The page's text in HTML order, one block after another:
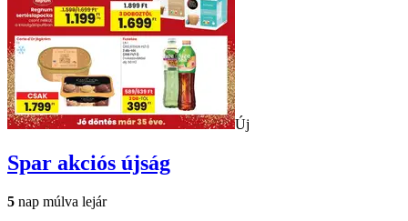
Új
Spar akciós újság
5 nap múlva lejár